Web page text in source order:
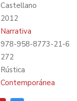
Castellano
2012
Narrativa
978-958-8773-21-6
272
Rústica
Contemporánea